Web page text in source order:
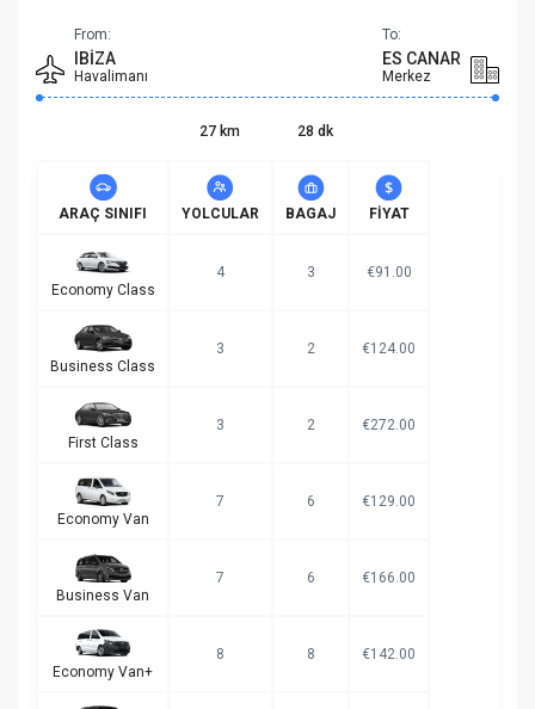
From:
IBIZA
Havalimanı
To:
ES CANAR
Merkez
27 km 28 dk
ARAÇ SINIFI YOLCULAR BAGAJ FIYAT
Economy Class
4 3 €91.00
Business Class
3 2 €124.00
First Class
3 2 €272.00
Economy Van
7 6 €129.00
Business Van
7 6 €166.00
Economy Van+
8 8 €142.00